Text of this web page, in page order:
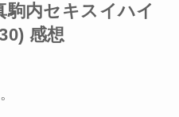
駒内セキスイハイ
感想